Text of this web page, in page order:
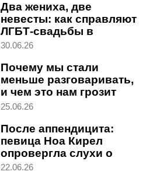
Два жениха, две
невесты: как справляют
ЛГБТ-свадьбы в
Израиле
30.06.26
Почему мы стали
меньше разговаривать,
и чем это нам грозит
25.06.26
После аппендицита:
певица Ноа Кирел
опровергла слухи о
беременности
22.06.26